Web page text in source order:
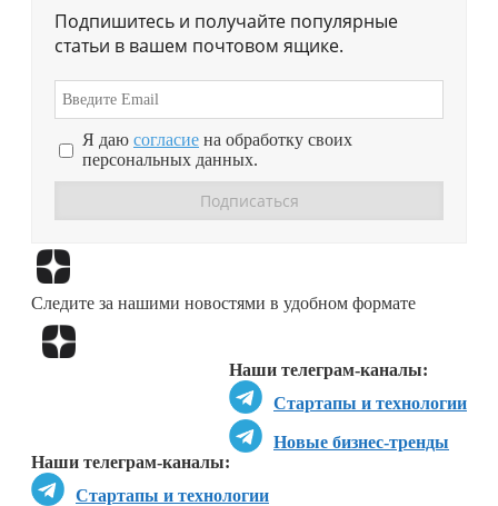
Подпишитесь и получайте популярные
статьи в вашем почтовом ящике.
Я даю согласие на обработку своих
персональных данных.
Следите за нашими новостями в удобном формате
Наши телеграм-каналы:
Стартапы и технологии
Новые бизнес-тренды
Наши телеграм-каналы:
Стартапы и технологии